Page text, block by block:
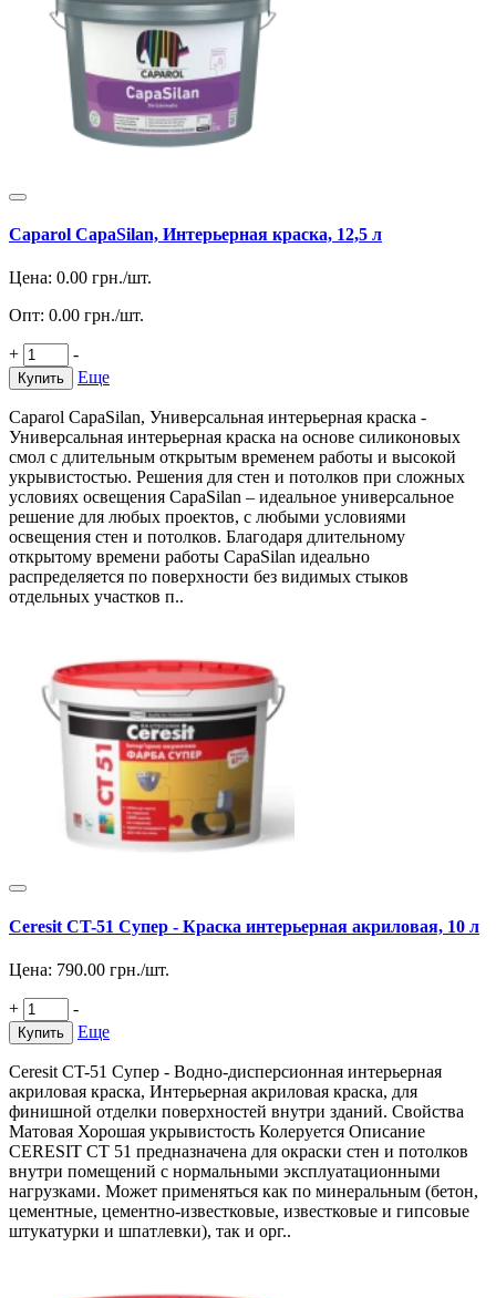
Caparol CapaSilan, Интерьерная краска, 12,5 л
Цена: 0.00 грн./шт.
Опт: 0.00 грн./шт.
+ -
Купить Еще
Caparol CapaSilan, Универсальная интерьерная краска -
Универсальная интерьерная краска на основе силиконовых
смол с длительным открытым временем работы и высокой
укрывистостью. Решения для стен и потолков при сложных
условиях освещения CapaSilan – идеальное универсальное
решение для любых проектов, с любыми условиями
освещения стен и потолков. Благодаря длительному
открытому времени работы CapaSilan идеально
распределяется по поверхности без видимых стыков
отдельных участков п..
Ceresit CT-51 Супер - Краска интерьерная акриловая, 10 л
Цена: 790.00 грн./шт.
+ -
Купить Еще
Ceresit CT-51 Супер - Водно-дисперсионная интерьерная
акриловая краска, Интерьерная акриловая краска, для
финишной отделки поверхностей внутри зданий. Свойства
Матовая Хорошая укрывистость Колеруется Описание
CERESIT CT 51 предназначена для окраски стен и потолков
внутри помещений с нормальными эксплуатационными
нагрузками. Может применяться как по минеральным (бетон,
цементные, цементно-известковые, известковые и гипсовые
штукатурки и шпатлевки), так и орг..